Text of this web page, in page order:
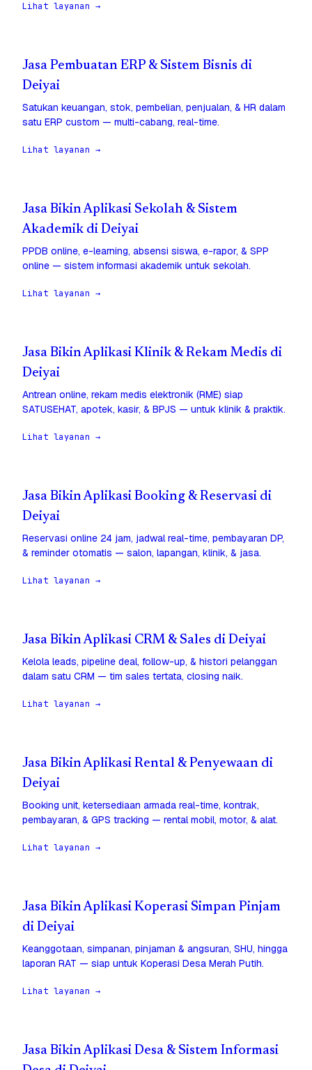
Lihat layanan →
Jasa Pembuatan ERP & Sistem Bisnis di
Deiyai
Satukan keuangan, stok, pembelian, penjualan, & HR dalam
satu ERP custom — multi-cabang, real-time.
Lihat layanan →
Jasa Bikin Aplikasi Sekolah & Sistem
Akademik di Deiyai
PPDB online, e-learning, absensi siswa, e-rapor, & SPP
online — sistem informasi akademik untuk sekolah.
Lihat layanan →
Jasa Bikin Aplikasi Klinik & Rekam Medis di
Deiyai
Antrean online, rekam medis elektronik (RME) siap
SATUSEHAT, apotek, kasir, & BPJS — untuk klinik & praktik.
Lihat layanan →
Jasa Bikin Aplikasi Booking & Reservasi di
Deiyai
Reservasi online 24 jam, jadwal real-time, pembayaran DP,
& reminder otomatis — salon, lapangan, klinik, & jasa.
Lihat layanan →
Jasa Bikin Aplikasi CRM & Sales di Deiyai
Kelola leads, pipeline deal, follow-up, & histori pelanggan
dalam satu CRM — tim sales tertata, closing naik.
Lihat layanan →
Jasa Bikin Aplikasi Rental & Penyewaan di
Deiyai
Booking unit, ketersediaan armada real-time, kontrak,
pembayaran, & GPS tracking — rental mobil, motor, & alat.
Lihat layanan →
Jasa Bikin Aplikasi Koperasi Simpan Pinjam
di Deiyai
Keanggotaan, simpanan, pinjaman & angsuran, SHU, hingga
laporan RAT — siap untuk Koperasi Desa Merah Putih.
Lihat layanan →
Jasa Bikin Aplikasi Desa & Sistem Informasi